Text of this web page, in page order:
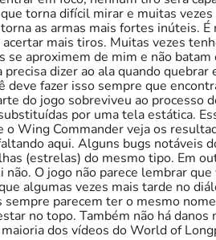
torna difícil mirar e muitas
as armas mais fortes inúteis.
acertar mais tiros. Muitas vezes
se aproximem de mim e não
precisa dizer ao ala quando
deve fazer isso sempre que
do jogo sobreviveu ao processo
por uma tela estática.
o Wing Commander veja os
aqui. Alguns bugs notáveis
(estrelas) do mesmo tipo. Em
não. O jogo não parece lembrar
algumas vezes mais tarde no
sempre parecem ter o mesmo
no topo. Também não há danos
dos vídeos do World of